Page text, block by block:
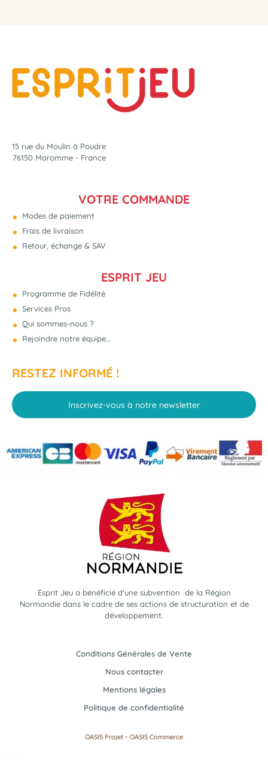
15 rue du Moulin à Poudre
76150 Maromme - France
VOTRE COMMANDE
Modes de paiement
Frais de livraison
Retour, échange & SAV
ESPRIT JEU
Programme de Fidélité
Services Pros
Qui sommes-nous ?
Rejoindre notre équipe...
RESTEZ INFORMÉ !
Inscrivez-vous à notre newsletter
Esprit Jeu a bénéficié d'une subvention de la Région
Normandie dans le cadre de ses actions de structuration et de
développement.
Conditions Générales de Vente
Nous contacter
Mentions légales
Politique de confidentialité
OASIS Projet - OASIS Commerce